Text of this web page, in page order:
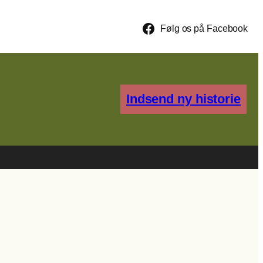
Følg os på Facebook
Indsend ny historie